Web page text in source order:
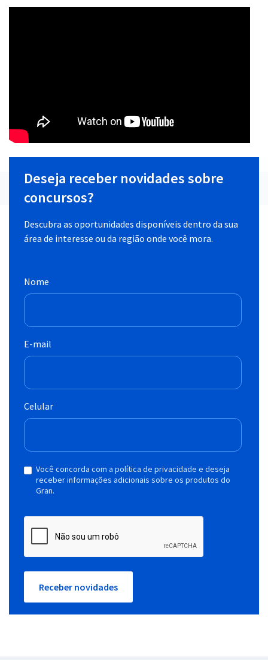
Deseja receber novidades sobre
concursos?
Descubra as oportunidades disponíveis dentro da sua
área de interesse ou da região onde você mora.
Nome
E-mail
Celular
Você concorda com a política de privacidade e deseja
receber informações adicionais sobre os produtos do
Gran.
Receber novidades